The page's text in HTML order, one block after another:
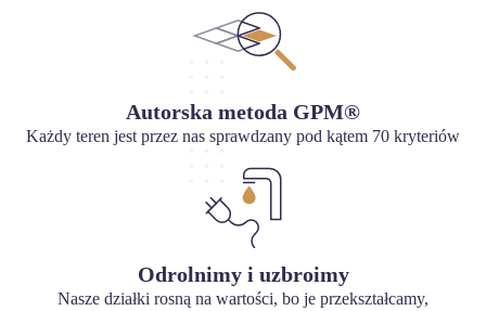
Autorska metoda GPM®
Każdy teren jest przez nas sprawdzany pod kątem 70 kryteriów
Odrolnimy i uzbroimy
Nasze działki rosną na wartości, bo je przekształcamy,